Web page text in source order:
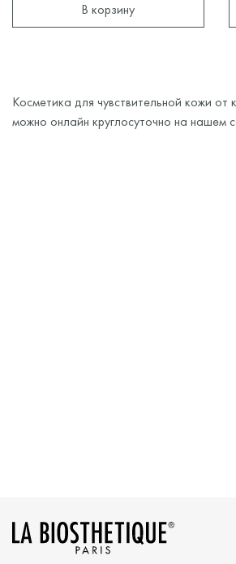
В корзину
Косметика для чувствительной кожи
можно онлайн круглосуточно на нашем